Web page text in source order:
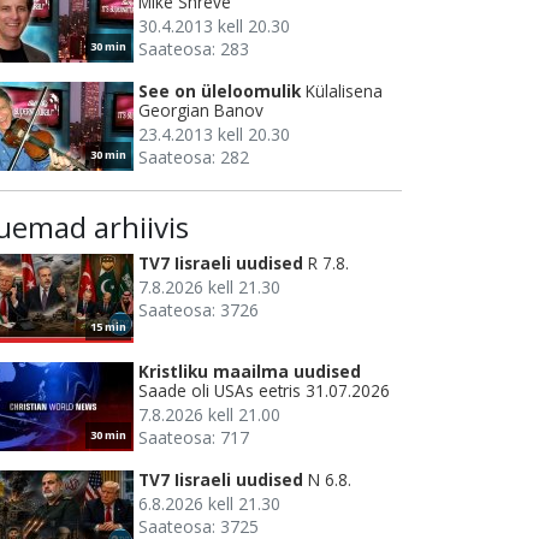
30 min
30.4.2013 kell 20.30
Saateosa: 283
30 min
See on üleloomulik Külalisena
Georgian Banov
23.4.2013 kell 20.30
Saateosa: 282
arhiivis
15 min
TV7 Iisraeli uudised R 7.8.
7.8.2026 kell 21.30
Saateosa: 3726
30 min
Kristliku maailma uudised
Saade oli USAs eetris 31.07.2026
7.8.2026 kell 21.00
Saateosa: 717
TV7 Iisraeli uudised N 6.8.
6.8.2026 kell 21.30
Saateosa: 3725